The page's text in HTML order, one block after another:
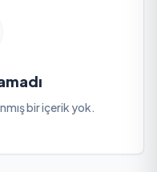
bir içerik yok.